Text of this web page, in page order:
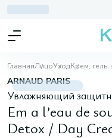
ГлавнаяЛицоУходКрем, гель,
ARNAUD PARIS
Увлажняющий
Em a l’eau de
Detox / Day